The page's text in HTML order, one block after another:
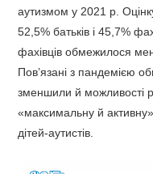
аутизмом у 2021 р.
52,5% батьків і 45,7%
фахівців обмежилося
Пов’язані з пандемією
зменшили й можливості
«максимальну й активну»
дітей-аутистів.